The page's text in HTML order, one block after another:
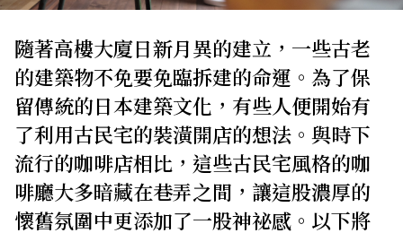
隨著高樓大廈日新月異的建立，一些古老
的建築物不免要免臨拆建的命運。為了保
留傳統的日本建築文化，有些人便開始有
了利用古民宅的裝潢開店的想法。與時下
流行的咖啡店相比，這些古民宅風格的咖
啡廳大多暗藏在巷弄之間，讓這股濃厚的
懷舊氛圍中更添加了一股神祕感。以下將